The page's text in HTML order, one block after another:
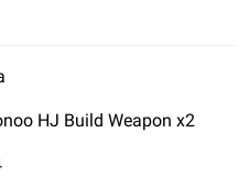
HJ Build Weapon x2